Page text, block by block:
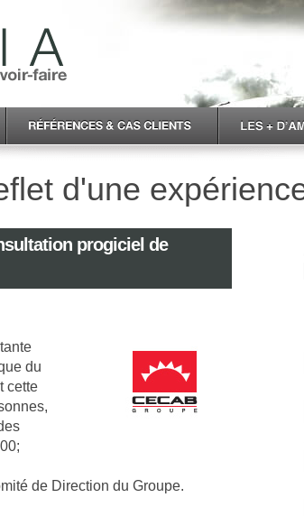
d'une
progiciel de
du
cette
de Direction du Groupe.